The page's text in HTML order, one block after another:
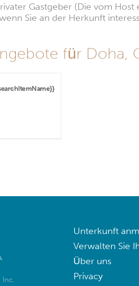
Gastgeber (Die vom
Sie an der Herkunft
für Doha,
Unterkunft
Verwalten Sie
Über uns
Privacy